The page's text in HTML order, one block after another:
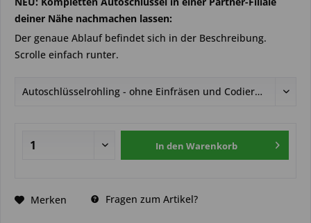
deiner Nähe nachmachen lassen:
Der genaue Ablauf befindet sich in der Beschreibung.
Scrolle einfach runter.
In den Warenkorb
Merken Fragen zum Artikel?